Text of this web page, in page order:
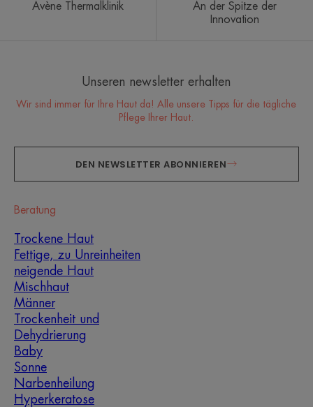
Avène Thermalklinik
An der Spitze der
Innovation
Unseren newsletter erhalten
Wir sind immer für Ihre Haut da! Alle unsere Tipps für die tägliche
Pflege Ihrer Haut.
DEN NEWSLETTER ABONNIEREN
Beratung
Trockene Haut
Fettige, zu Unreinheiten
neigende Haut
Mischhaut
Männer
Trockenheit und
Dehydrierung
Baby
Sonne
Narbenheilung
Hyperkeratose